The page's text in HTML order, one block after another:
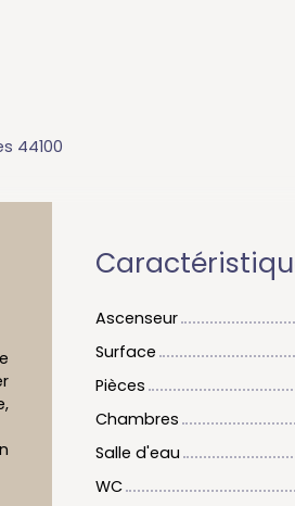
44100
Ascenseur
Surface
Pièces
Chambres
Salle d'eau
WC